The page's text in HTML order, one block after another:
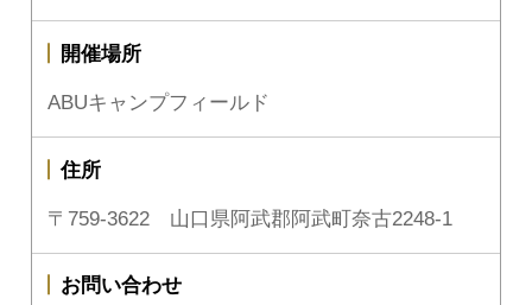
開催場所
ABUキャンプフィールド
住所
〒759-3622 山口県阿武郡阿武町奈古2248-1
お問い合わせ